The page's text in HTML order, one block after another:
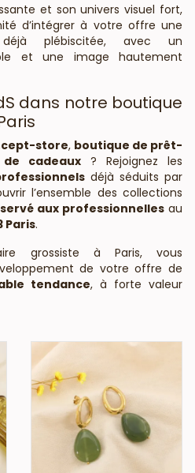
et son univers visuel fort,
d’intégrer à votre offre une
plébiscitée, avec un
et une image hautement
dans notre boutique
store, boutique de prêt-
de cadeaux ? Rejoignez les
déjà séduits par
l’ensemble des collections
aux professionnelles au
Paris.
grossiste à Paris, vous
de votre offre de
tendance, à forte valeur